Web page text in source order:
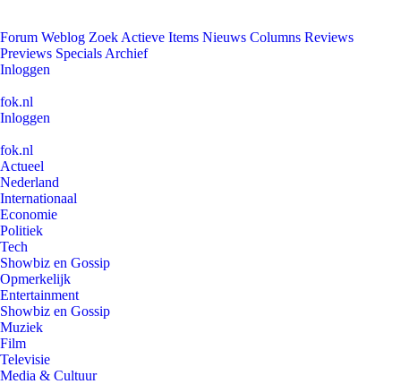
Forum Weblog Zoek Actieve Items Nieuws Columns Reviews
Previews Specials Archief
Inloggen
fok.nl
Inloggen
fok.nl
Actueel
Nederland
Internationaal
Economie
Politiek
Tech
Showbiz en Gossip
Opmerkelijk
Entertainment
Showbiz en Gossip
Muziek
Film
Televisie
Media & Cultuur